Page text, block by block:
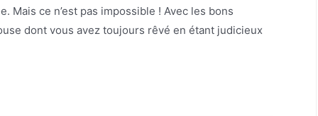
Mais ce n’est pas impossible ! Avec les bons
dont vous avez toujours rêvé en étant judicieux